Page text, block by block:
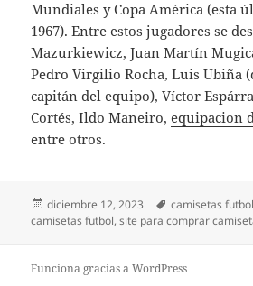
Mundiales y Copa América (esta
1967). Entre estos jugadores se
Mazurkiewicz, Juan Martín
Pedro Virgilio Rocha, Luis Ubiña
capitán del equipo), Víctor
Cortés, Ildo Maneiro,equipacion
entre otros.
Publicado
el
diciembre 12, 2023 Etiquetas
camisetas
camisetas futbol,site para comprar
Funciona gracias a WordPress